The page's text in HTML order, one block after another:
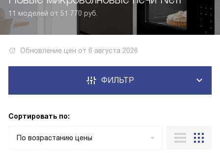
11 моделей от 51 770 руб.
Обновление цен от 6 августа 2026
ФИЛЬТР
Сортировать по:
По возрастанию цены